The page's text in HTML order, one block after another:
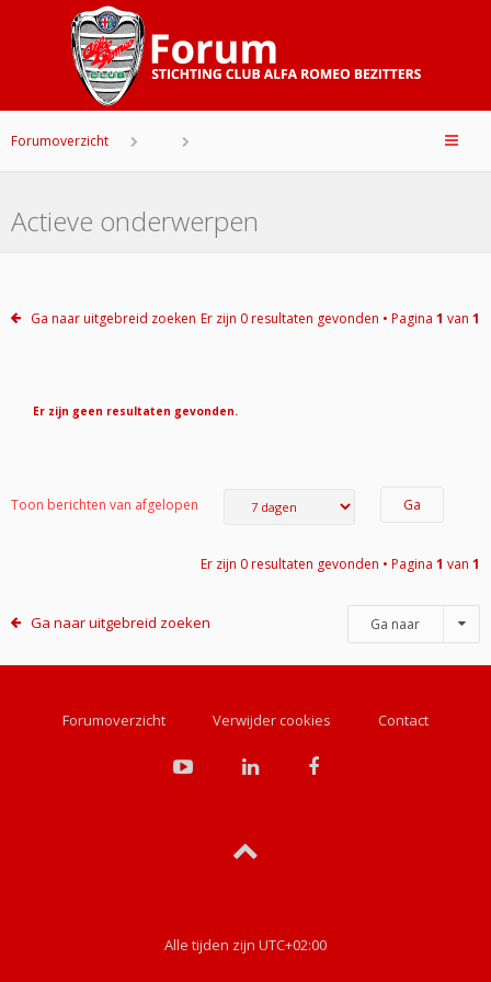
Forumoverzicht
Actieve onderwerpen
Ga naar uitgebreid zoeken Er zijn 0 resultaten gevonden • Pagina 1 van 1
Er zijn geen resultaten gevonden.
Toon berichten van afgelopen
Er zijn 0 resultaten gevonden • Pagina 1 van 1
Ga naar uitgebreid zoeken Ga naar
Forumoverzicht Verwijder cookies Contact
Alle tijden zijn UTC+02:00